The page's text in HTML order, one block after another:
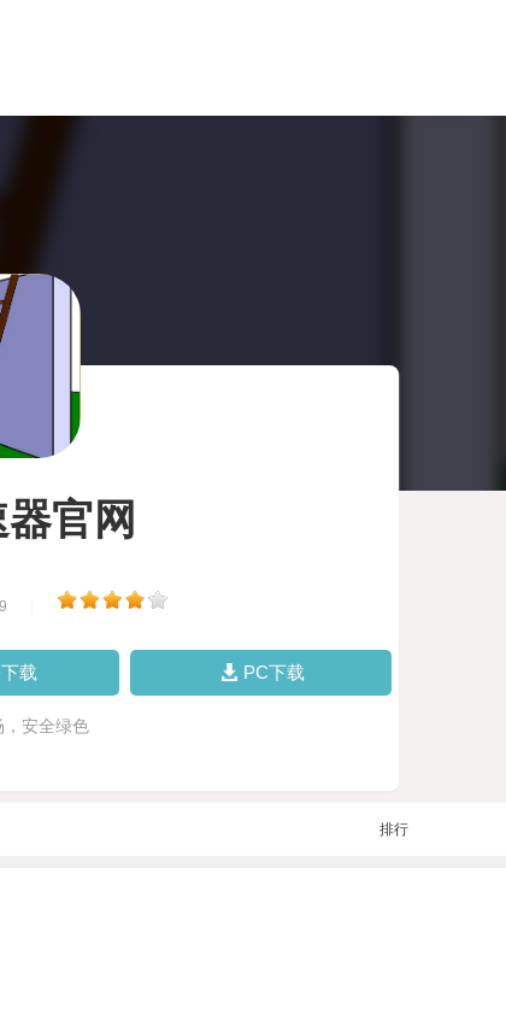
官网
载 PC下载
安全绿色
排行